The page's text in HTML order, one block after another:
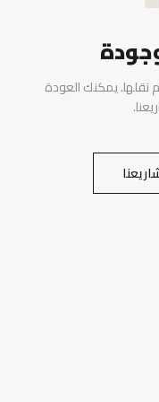
نقلها. يمكنك العودة